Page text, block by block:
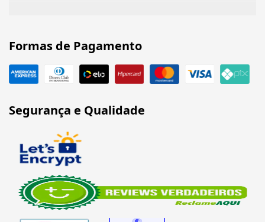
Formas de Pagamento
Segurança e Qualidade